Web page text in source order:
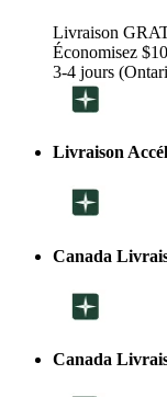
Livraison
Économisez
3-4 jours
Livraison
Canada
Canada